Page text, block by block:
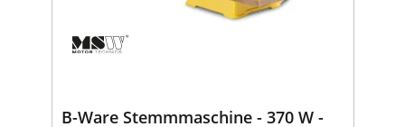
B-Ware Stemmmaschine - 370 W -